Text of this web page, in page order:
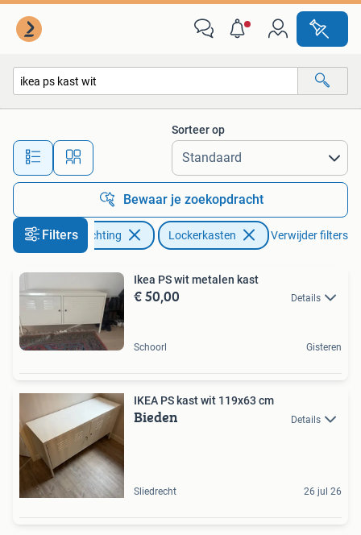
Alle afstanden…
Sorteer op
Bewaar je zoekopdracht
Filters
Huis en Inrichting Lockerkasten Verwijder filters
Ikea PS wit metalen kast
€ 50,00 Details
Schoorl Gisteren
IKEA PS kast wit 119x63 cm
Bieden Details
Sliedrecht 26 jul 26